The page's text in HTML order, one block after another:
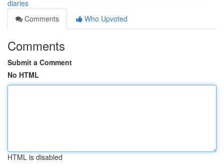
diaries
Comments
Who Upvoted
Comments
Submit a Comment
No HTML
HTML is disabled